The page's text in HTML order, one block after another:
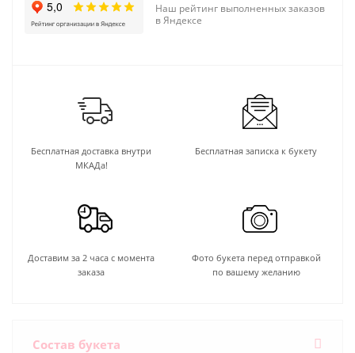
Наш рейтинг выполненных заказов
в Яндексе
Бесплатная доставка внутри
МКАДа!
Бесплатная записка к букету
Доставим за 2 часа с момента
заказа
Фото букета перед отправкой
по вашему желанию
Состав букета